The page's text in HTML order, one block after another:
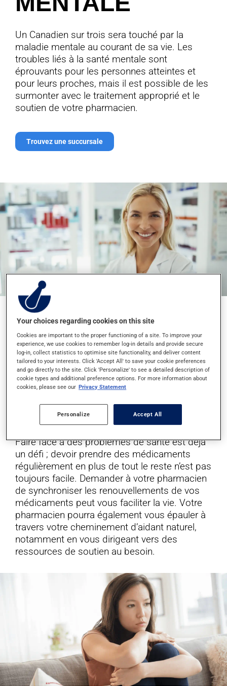
Un Canadien sur trois sera touché par la
maladie mentale au courant de sa vie. Les
troubles liés à la santé mentale sont
éprouvants pour les personnes atteintes et
pour leurs proches, mais il est possible de les
surmonter avec le traitement approprié et le
soutien de votre pharmacien.
Trouvez une succursale
CONSEILS DE
VOTRE
PHARMACIEN
Faire face à des problèmes de santé est déjà
un défi ; devoir prendre des médicaments
régulièrement en plus de tout le reste n’est pas
toujours facile. Demander à votre pharmacien
de synchroniser les renouvellements de vos
médicaments peut vous faciliter la vie. Votre
pharmacien pourra également vous épauler à
travers votre cheminement d’aidant naturel,
notamment en vous dirigeant vers des
ressources de soutien au besoin.
Your choices regarding cookies on this site
Cookies are important to the proper functioning of a site. To improve your
experience, we use cookies to remember log-in details and provide secure
log-in, collect statistics to optimise site functionality, and deliver content
tailored to your interests. Click 'Accept All' to save your cookie preferences
and go directly to the site. Click 'Personalize' to see a detailed description of
cookie types and additional preference options. For more information about
cookies, please see our Privacy Statement
Personalize Accept All